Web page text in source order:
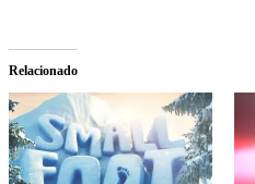
Relacionado